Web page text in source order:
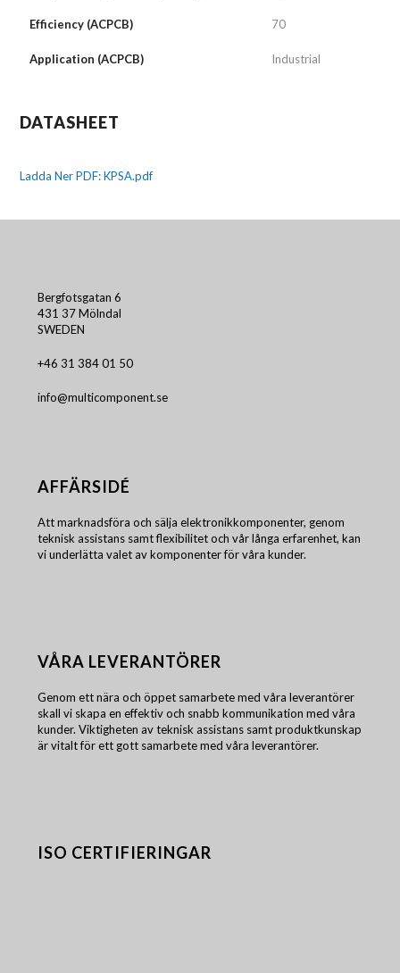
Efficiency (ACPCB) 70
Application (ACPCB) Industrial
DATASHEET
Ladda Ner PDF: KPSA.pdf
Bergfotsgatan 6
431 37 Mölndal
SWEDEN
+46 31 384 01 50
info@multicomponent.se
AFFÄRSIDÉ
Att marknadsföra och sälja elektronikkomponenter, genom
teknisk assistans samt flexibilitet och vår långa erfarenhet, kan
vi underlätta valet av komponenter för våra kunder.
VÅRA LEVERANTÖRER
Genom ett nära och öppet samarbete med våra leverantörer
skall vi skapa en effektiv och snabb kommunikation med våra
kunder. Viktigheten av teknisk assistans samt produktkunskap
är vitalt för ett gott samarbete med våra leverantörer.
ISO CERTIFIERINGAR